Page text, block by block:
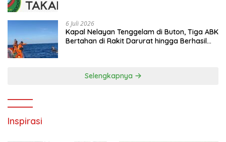
6 Juli 2026
Kapal Nelayan Tenggelam di Buton, Tiga ABK
Bertahan di Rakit Darurat hingga Berhasil
Selengkapnya
Inspirasi